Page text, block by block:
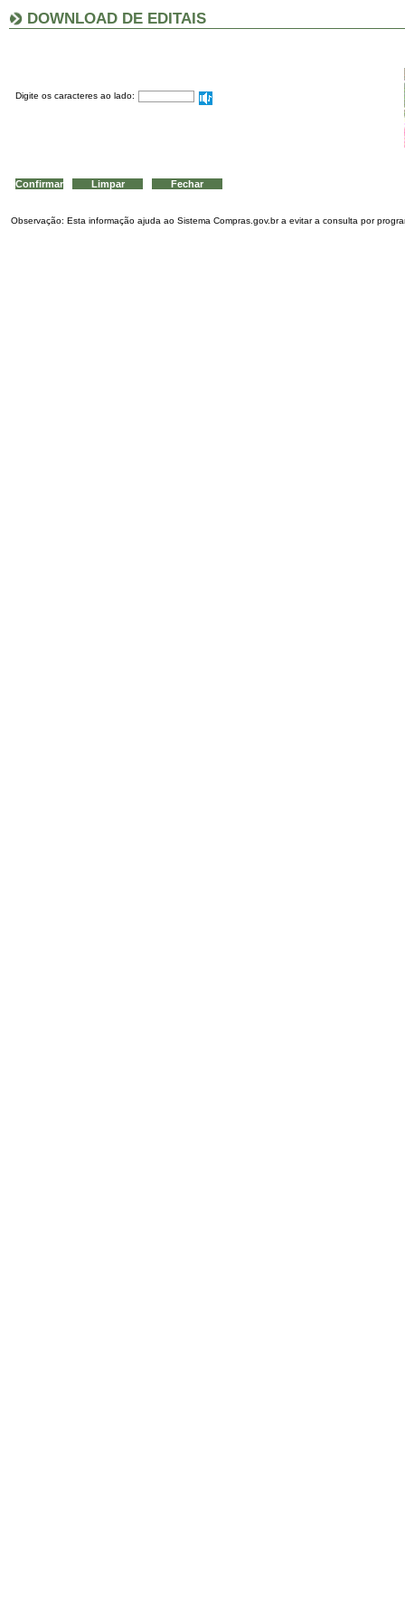
DOWNLOAD DE EDITAIS
Digite os caracteres ao lado:
Observação: Esta informação ajuda ao Sistema Compras.gov.br a evitar a consulta por